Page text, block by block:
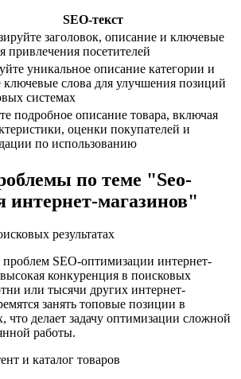
SEO-текст
заголовок, описание и ключевые
привлечения посетителей
уникальное описание категории и
ключевые слова для улучшения позиций
системах
подробное описание товара, включая
оценки покупателей и
по использованию
по теме "Seo-
интернет-магазинов"
результатах
SEO-оптимизации интернет-
конкуренция в поисковых
или тысячи других интернет-
занять топовые позиции в
что делает задачу оптимизации сложной
работы.
и каталог товаров